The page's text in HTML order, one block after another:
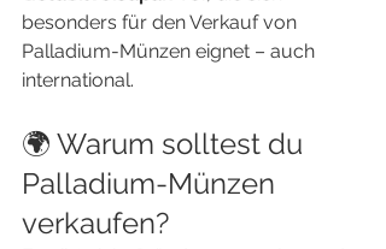
besonders für den Verkauf von
Palladium-Münzen eignet – auch
international.
🌍 Warum solltest du
Palladium-Münzen
verkaufen?